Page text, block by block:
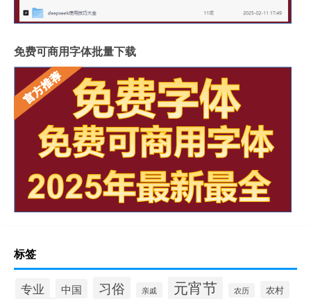
免费可商用字体批量下载
标签
专业 中国 习俗 亲戚 元宵节 农历 农村